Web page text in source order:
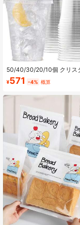
50/40/30/20/10個 クリス
ア 再利用可能なカップ 蓋
スクリーム、コーヒー、ジ
飲み物に適しています。ク
ス、バレンタインデー、
ン、感謝祭、パーティー
¥571 -4% 概算